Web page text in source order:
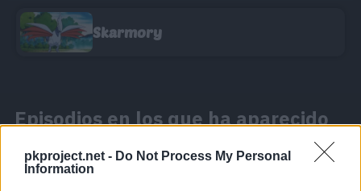
pkproject.net - Do Not Process My Personal
Information
Skarmory
Episodios en los que ha aparecido